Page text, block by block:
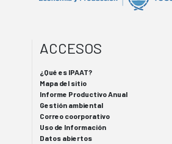
ACCESOS
¿Qué es IPAAT?
Mapa del sitio
Informe Productivo Anual
Gestión ambiental
Correo coorporativo
Uso de Información
Datos abiertos